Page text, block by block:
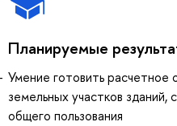
Планируемые
Умение готовить расчетное
земельных участков
общего пользования